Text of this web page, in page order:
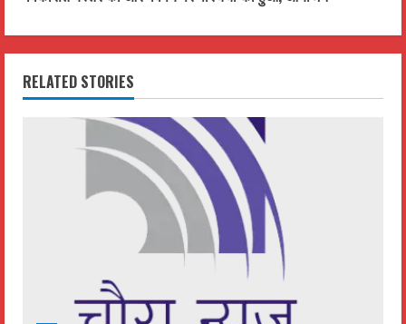
t
i
n
RELATED STORIES